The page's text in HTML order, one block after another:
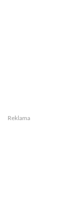
Reklama